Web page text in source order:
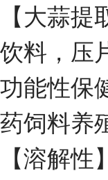
【大蒜
饮料，压
功能性保
药饲料养
【溶解